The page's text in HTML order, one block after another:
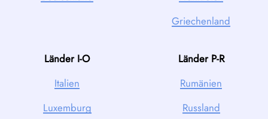
Griechenland
Länder I-O
Italien
Luxemburg
Länder P-R
Rumänien
Russland